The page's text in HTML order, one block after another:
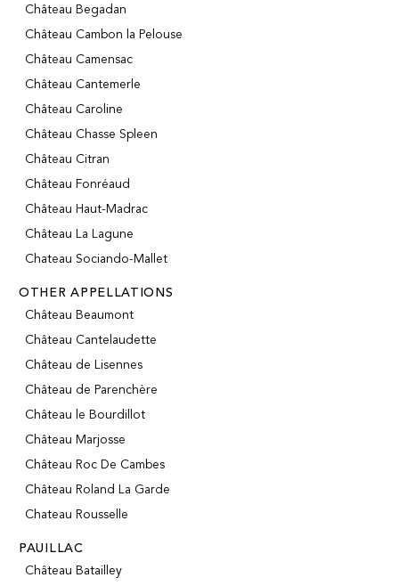
Château Begadan
Château Cambon la Pelouse
Château Camensac
Château Cantemerle
Château Caroline
Château Chasse Spleen
Château Citran
Château Fonréaud
Château Haut-Madrac
Château La Lagune
Chateau Sociando-Mallet
OTHER APPELLATIONS
Château Beaumont
Château Cantelaudette
Château de Lisennes
Château de Parenchère
Château le Bourdillot
Château Marjosse
Château Roc De Cambes
Château Roland La Garde
Chateau Rousselle
PAUILLAC
Château Batailley